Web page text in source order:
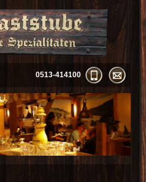
0513-414100